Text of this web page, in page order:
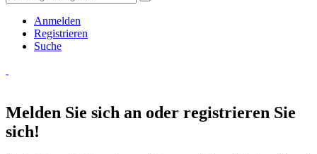
Anmelden
Registrieren
Suche
Melden Sie sich an oder registrieren Sie
sich!